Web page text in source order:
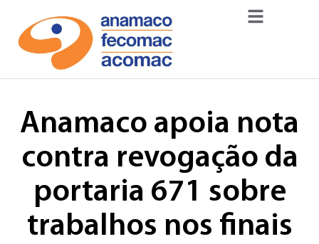
Anamaco apoia nota
contra revogação da
portaria 671 sobre
trabalhos nos finais